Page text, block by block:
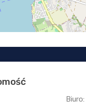
Biuro: